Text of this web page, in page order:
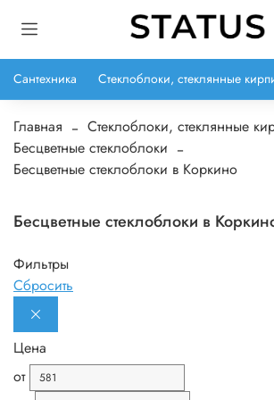
Сантехника Стеклоблоки, стеклянные
Главная
Стеклоблоки, стеклянные
Бесцветные стеклоблоки
Бесцветные стеклоблоки в Коркино
Бесцветные стеклоблоки в
Фильтры
Сбросить
Цена
от